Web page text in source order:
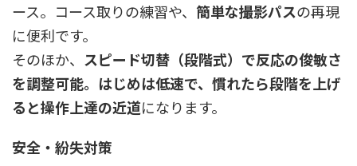
ース。コース取りの練習や、 簡単な撮影パスの再現
に便利です。
そのほか、 スピード切替（段階式）で反応の俊敏さ
を調整可能。はじめは低速で、慣れたら段階を上げ
ると操作上達の近道になります。
安全・紛失対策